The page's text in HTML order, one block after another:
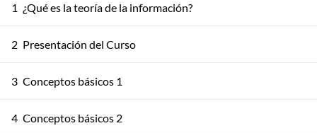
1 ¿Qué es la teoría de la información?
2 Presentación del Curso
3 Conceptos básicos 1
4 Conceptos básicos 2